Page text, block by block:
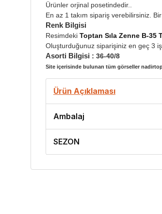
Ürünler orjinal posetindedir..
En az 1 takım sipariş verebilirsiniz.
Renk Bilgisi
Resimdeki Toptan Sıla Zenne B-35
Oluşturduğunuz siparişiniz en geç 3
Asorti Bilgisi : 36-40/8
Site içerisinde bulunan tüm görseller
Ürün Açıklaması
Ambalaj
SEZON